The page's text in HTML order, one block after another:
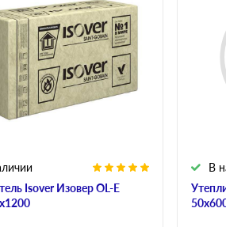
Isover Изовер OL-E
В